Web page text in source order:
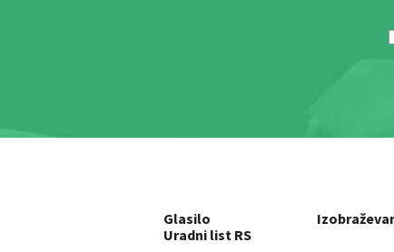
Glasilo
Uradni list RS